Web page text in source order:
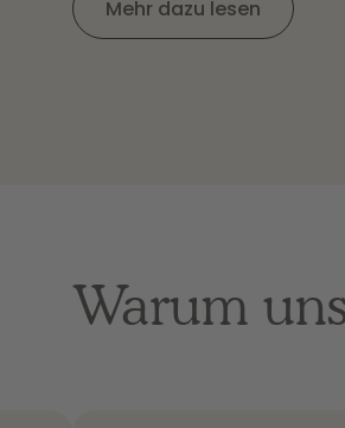
Mehr dazu lesen
Warum